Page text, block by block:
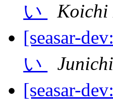
い
Koichi
[seasar-
い
[seasar-